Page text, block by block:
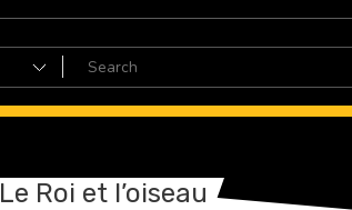
Le Roi et l’oiseau